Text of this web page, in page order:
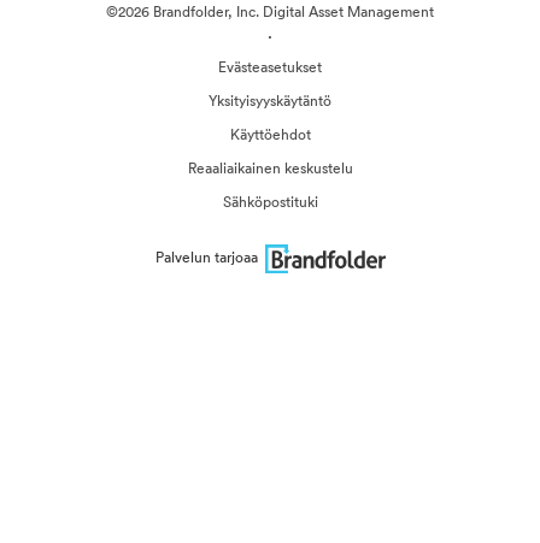
©2026 Brandfolder, Inc. Digital Asset Management
·
Evästeasetukset
Yksityisyyskäytäntö
Käyttöehdot
Reaaliaikainen keskustelu
Sähköpostituki
Palvelun tarjoaa